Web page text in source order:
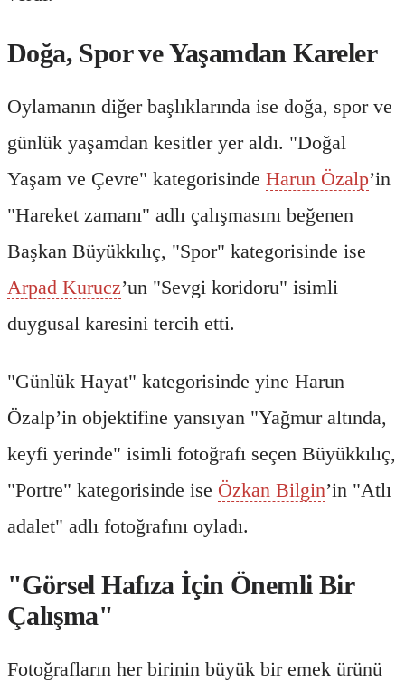
Doğa, Spor ve Yaşamdan Kareler
Oylamanın diğer başlıklarında ise doğa, spor ve
günlük yaşamdan kesitler yer aldı. "Doğal
Yaşam ve Çevre" kategorisinde Harun Özalp’in
"Hareket zamanı" adlı çalışmasını beğenen
Başkan Büyükkılıç, "Spor" kategorisinde ise
Arpad Kurucz’un "Sevgi koridoru" isimli
duygusal karesini tercih etti.
"Günlük Hayat" kategorisinde yine Harun
Özalp’in objektifine yansıyan "Yağmur altında,
keyfi yerinde" isimli fotoğrafı seçen Büyükkılıç,
"Portre" kategorisinde ise Özkan Bilgin’in "Atlı
adalet" adlı fotoğrafını oyladı.
"Görsel Hafıza İçin Önemli Bir
Çalışma"
Fotoğrafların her birinin büyük bir emek ürünü